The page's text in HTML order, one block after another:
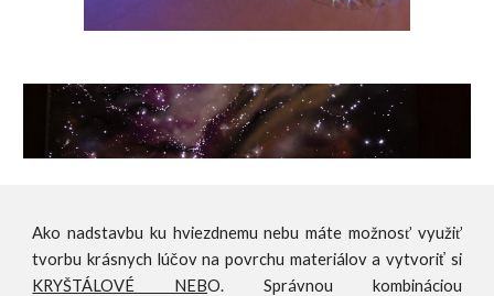
Ako nadstavbu ku hviezdnemu nebu máte možnosť využiť
tvorbukrásnych lúčov na povrchu materiálov a vytvoriť si
KRYŠTÁLOVÉ NEBO. Správnou kombináciou